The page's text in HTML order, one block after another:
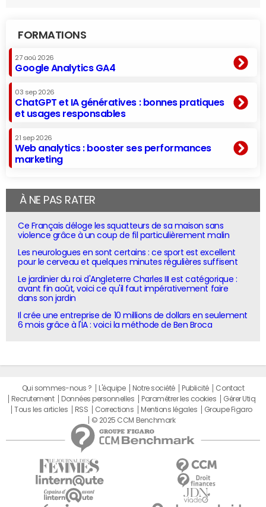
FORMATIONS
27 aoû 2026
Google Analytics GA4
03 sep 2026
ChatGPT et IA génératives : bonnes pratiques
et usages responsables
21 sep 2026
Web analytics : booster ses performances
marketing
À NE PAS RATER
Ce Français déloge les squatteurs de sa maison sans
violence grâce à un coup de fil particulièrement malin
Les neurologues en sont certains : ce sport est excellent
pour le cerveau et quelques minutes régulières suffisent
Le jardinier du roi d'Angleterre Charles III est catégorique :
avant fin août, voici ce qu'il faut impérativement faire
dans son jardin
Il crée une entreprise de 10 millions de dollars en seulement
6 mois grâce à l'IA : voici la méthode de Ben Broca
Qui sommes-nous ? L'équipe Notre société Publicité
Contact
Recrutement
Données personnelles Paramétrer les cookies
Gérer Utiq
Tous les articles
RSS Corrections Mentions légales
Groupe Figaro
© 2025 CCM Benchmark